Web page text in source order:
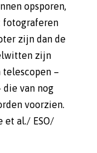
opsporen,
fotograferen
zijn dan de
zijn
–
die van nog
voorzien.
et al./ ESO/